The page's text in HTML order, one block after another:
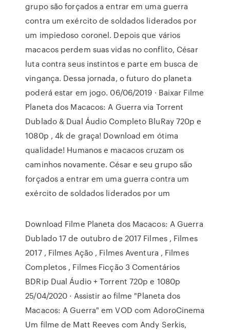
grupo são forçados a entrar em uma guerra
contra um exército de soldados liderados por
um impiedoso coronel. Depois que vários
macacos perdem suas vidas no conflito, César
luta contra seus instintos e parte em busca de
vingança. Dessa jornada, o futuro do planeta
poderá estar em jogo. 06/06/2019 · Baixar Filme
Planeta dos Macacos: A Guerra via Torrent
Dublado & Dual Áudio Completo BluRay 720p e
1080p , 4k de graça! Download em ótima
qualidade! Humanos e macacos cruzam os
caminhos novamente. César e seu grupo são
forçados a entrar em uma guerra contra um
exército de soldados liderados por um
Download Filme Planeta dos Macacos: A Guerra
Dublado 17 de outubro de 2017 Filmes , Filmes
2017 , Filmes Ação , Filmes Aventura , Filmes
Completos , Filmes Ficção 3 Comentários
BDRip Dual Áudio + Torrent 720p e 1080p
25/04/2020 · Assistir ao filme "Planeta dos
Macacos: A Guerra" em VOD com AdoroCinema
Um filme de Matt Reeves com Andy Serkis,